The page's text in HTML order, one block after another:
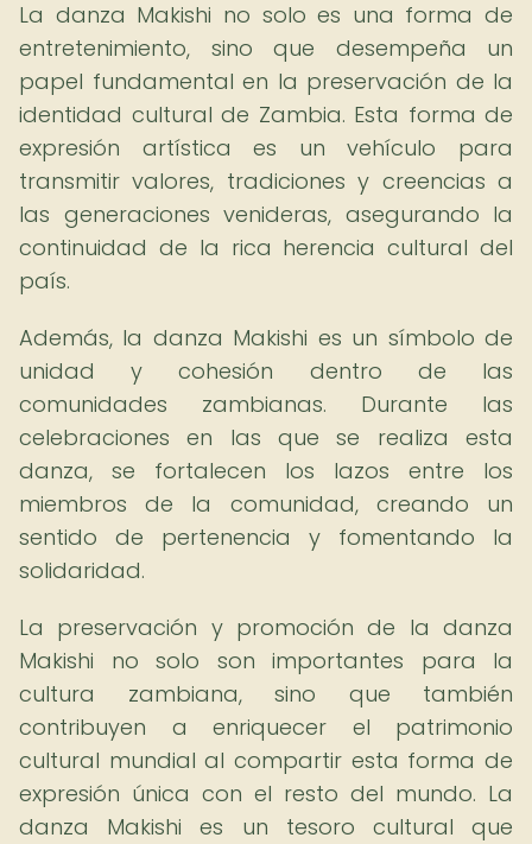
La danza Makishi no solo es una forma de
entretenimiento, sino que desempeña un
papel fundamental en la preservación de la
identidad cultural de Zambia. Esta forma de
expresión artística es un vehículo para
transmitir valores, tradiciones y creencias a
las generaciones venideras, asegurando la
continuidad de la rica herencia cultural del
país.
Además, la danza Makishi es un símbolo de
unidad y cohesión dentro de las
comunidades zambianas. Durante las
celebraciones en las que se realiza esta
danza, se fortalecen los lazos entre los
miembros de la comunidad, creando un
sentido de pertenencia y fomentando la
solidaridad.
La preservación y promoción de la danza
Makishi no solo son importantes para la
cultura zambiana, sino que también
contribuyen a enriquecer el patrimonio
cultural mundial al compartir esta forma de
expresión única con el resto del mundo. La
danza Makishi es un tesoro cultural que